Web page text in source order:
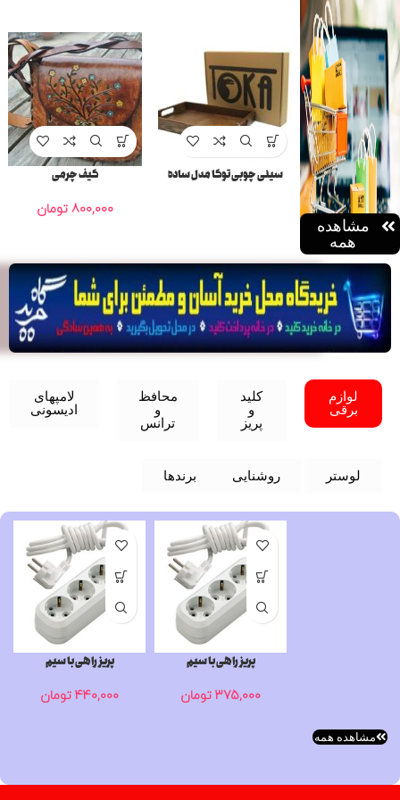
مشاهده
همه
سینی چوبی توکا مدل ساده کیف چرمی
800,000 تومان
لوازم
برقی
کلید
و
پریز
محافظ
و
ترانس
لامپهای
ادیسونی
لوستر روشنایی برندها
مشاهده همه
پریز راهی با سیم
375,000 تومان
پریز راهی با سیم
440,000 تومان